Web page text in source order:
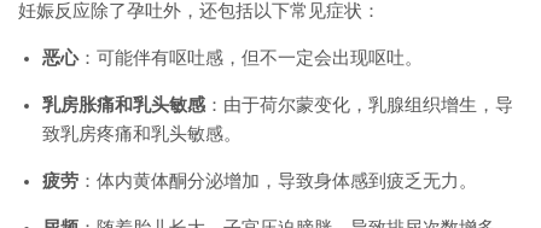
妊娠反应除了孕吐外，还包括以下常见症状：
恶心：可能伴有呕吐感，但不一定会出现呕吐。
乳房胀痛和乳头敏感 ：由于荷尔蒙变化，乳腺组织增生，导
致乳房疼痛和乳头敏感。
疲劳 ：体内黄体酮分泌增加，导致身体感到疲乏无力。